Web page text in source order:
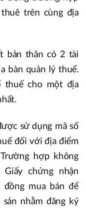
trên cùng địa
bản thân có 2 tài
bàn quản lý thuế.
thuế cho một địa
sử dụng mã số
đối với địa điểm
hợp không
chứng nhận
mua bán để
nhằm đăng ký